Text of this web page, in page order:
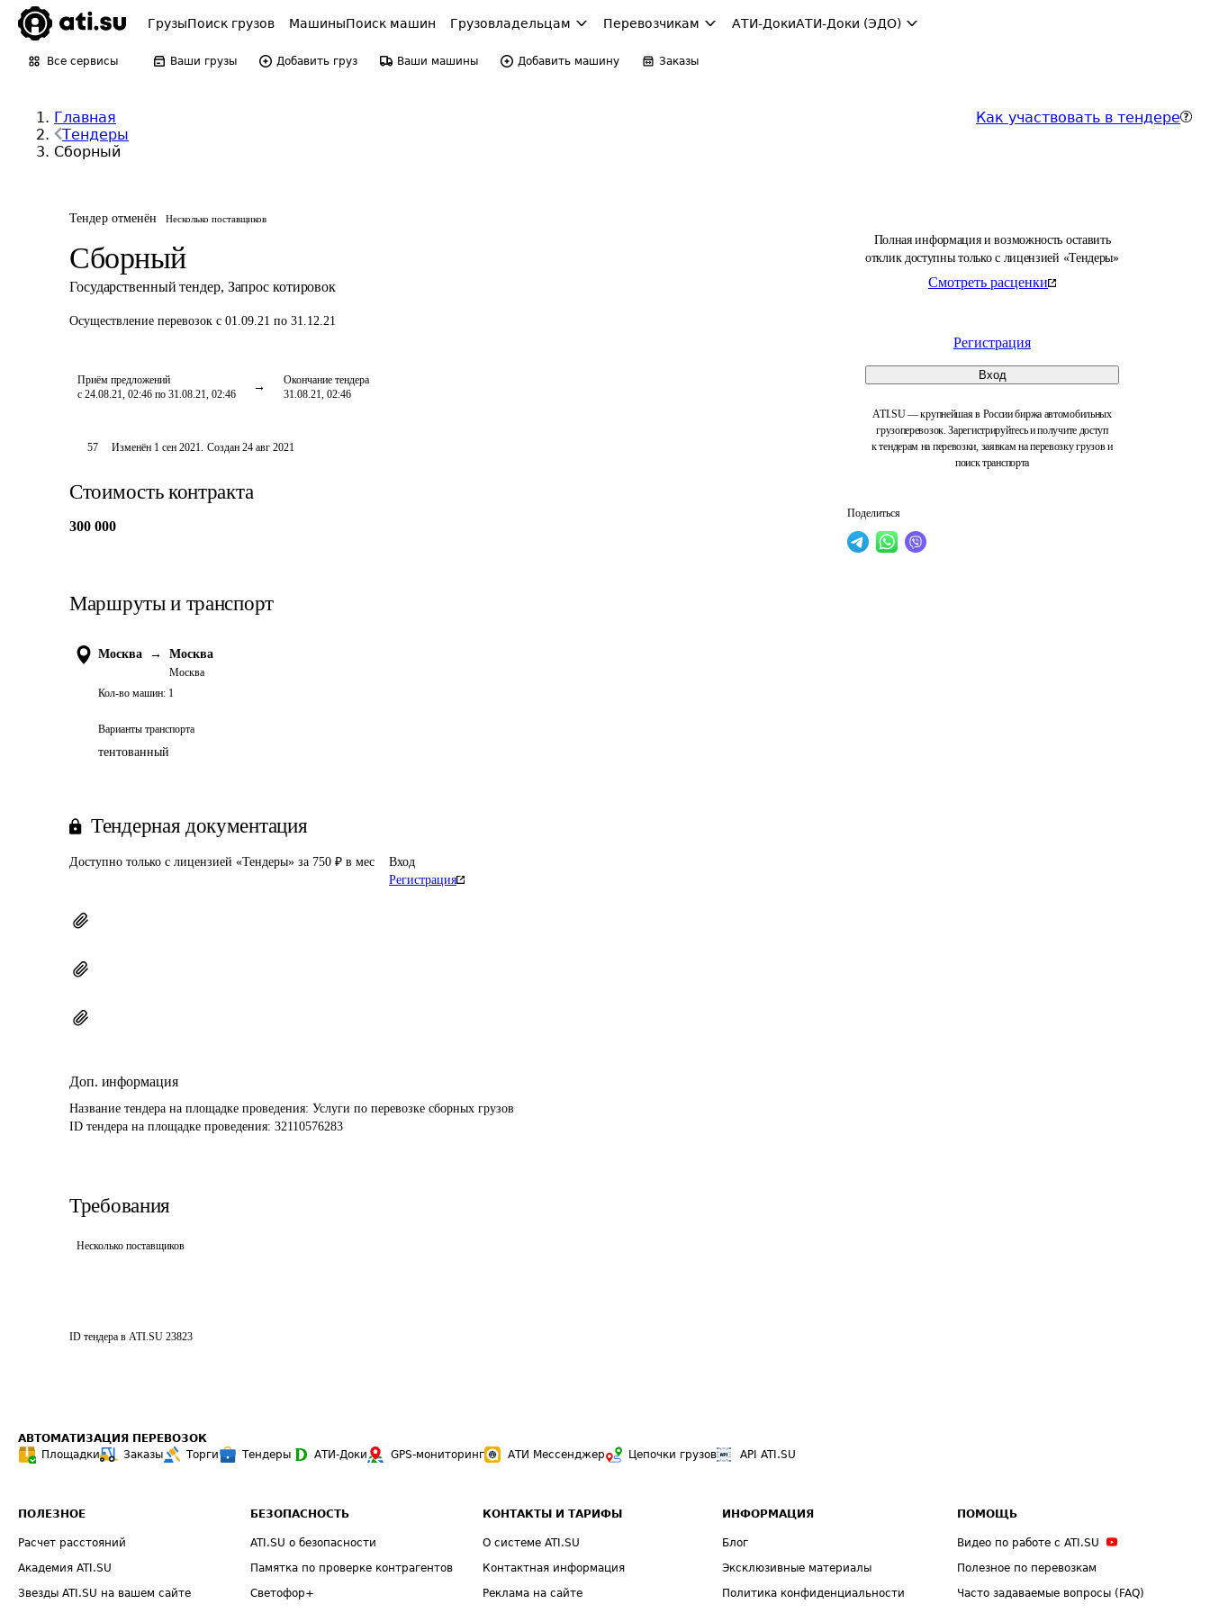
ГрузыПоиск грузов МашиныПоиск машин Грузовладельцам Перевозчикам АТИ-ДокиАТИ-Доки (ЭДО)
Все сервисы Ваши грузы Добавить груз Ваши машины Добавить машину Заказы
Главная
Тендеры
Сборный
Как участвовать в тендере
Тендер отменён Несколько поставщиков
Сборный
Государственный тендер, Запрос котировок
Осуществление перевозок с 01.09.21 по 31.12.21
Приём предложений
с 24.08.21, 02:46 по 31.08.21, 02:46
Окончание тендера
31.08.21, 02:46
Полная информация и возможность оставить
отклик доступны только с лицензией «Тендеры»
Смотреть расценки
Регистрация
Вход
ATI.SU — крупнейшая в России биржа автомобильных
грузоперевозок. Зарегистрируйтесь и получите доступ
к тендерам на перевозки, заявкам на перевозку грузов и
поиск транспорта
Поделиться
57 Изменён 1 сен 2021. Создан 24 авг 2021
Стоимость контракта
300 000
Маршруты и транспорт
Москва → Москва
Москва
Кол-во машин: 1
Варианты транспорта
тентованный
Тендерная документация
Доступно только с лицензией «Тендеры» за 750 ₽ в мес
Вход
Регистрация
Доп. информация
Название тендера на площадке проведения: Услуги по перевозке сборных грузов
ID тендера на площадке проведения: 32110576283
Требования
Несколько поставщиков
ID тендера в ATI.SU 23823
АВТОМАТИЗАЦИЯ ПЕРЕВОЗОК
Площадки
Заказы Торги Тендеры АТИ-Доки GPS-мониторинг АТИ Мессенджер Цепочки грузов API ATI.SU
ПОЛЕЗНОЕ
Расчет расстояний
Академия ATI.SU
Звезды ATI.SU на вашем сайте
БЕЗОПАСНОСТЬ
ATI.SU о безопасности
Памятка по проверке контрагентов
Светофор+
КОНТАКТЫ И ТАРИФЫ
О системе ATI.SU
Контактная информация
Реклама на сайте
ИНФОРМАЦИЯ
Блог
Эксклюзивные материалы
Политика конфиденциальности
ПОМОЩЬ
Видео по работе с ATI.SU
Полезное по перевозкам
Часто задаваемые вопросы (FAQ)